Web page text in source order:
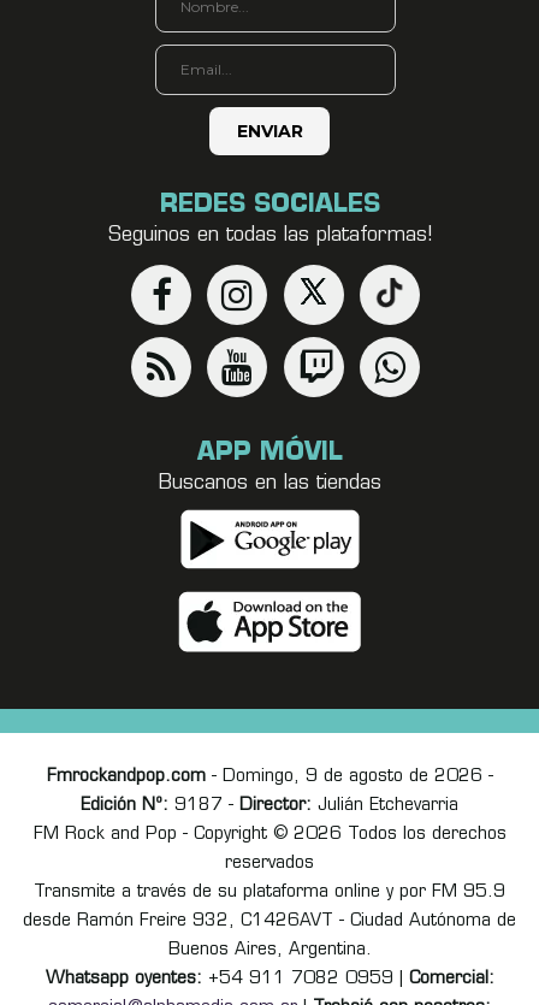
REDES SOCIALES
Seguinos en todas las plataformas!
APP MÓVIL
Buscanos en las tiendas
Fmrockandpop.com- Domingo, 9 de agosto de 2026 -
Edición Nº: 9187 - Director: Julián Etchevarria
FM Rock and Pop - Copyright © 2026 Todos los derechos
reservados
Transmite a través de su plataforma online y por FM 95.9
desde Ramón Freire 932, C1426AVT - Ciudad Autónoma de
Buenos Aires, Argentina.
Whatsapp oyentes: +54 911 7082 0959 | Comercial: